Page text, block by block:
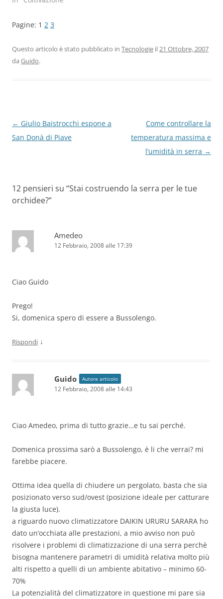
Pagine: 1 2 3
Questo articolo è stato pubblicato in Tecnologie il 21 Ottobre, 2007
da Guido.
Navigazione
articolo
← Giulio Baistrocchi espone a
San Donà di Piave
Come controllare la
temperatura massima e
l’umidità in serra →
12 pensieri su “Stai costruendo la serra per le tue
orchidee?”
Amedeo
12 Febbraio, 2008 alle 17:39
Ciao Guido
Prego!
Si, domenica spero di essere a Bussolengo.
Rispondi ↓
Guido Autore articolo
12 Febbraio, 2008 alle 14:43
Ciao Amedeo, prima di tutto grazie…e tu sai perché.
Domenica prossima sarò a Bussolengo, è li che verrai? mi
farebbe piacere.
Ottima idea quella di chiudere un pergolato, basta che sia
posizionato verso sud/ovest (posizione ideale per catturare
la giusta luce).
a riguardo nuovo climatizzatore DAIKIN URURU SARARA ho
dato un’occhiata alle prestazioni, a mio avviso non può
risolvere i problemi di climatizzazione di una serra perchè
bisogna mantenere parametri di umidità relativa molto più
alti rispetto a quelli di un ambiente abitativo – minimo 60-
70%
La potenzialità del climatizzatore in questione mi pare sia